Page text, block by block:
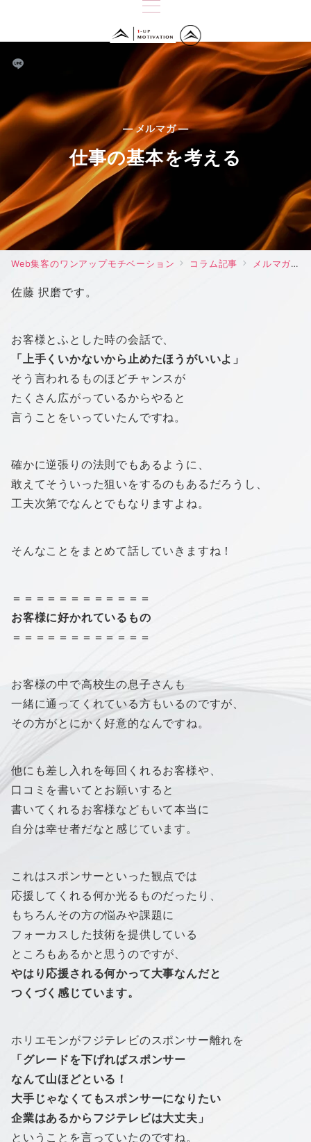
— メルマガ —
仕事の基本を考える
Web集客のワンアップモチベーション コラム記事 メルマガ
佐藤 択磨です。
お客様とふとした時の会話で、
「上手くいかないから止めたほうがいいよ」
そう言われるものほどチャンスが
たくさん広がっているからやると
言うことをいっていたんですね。
確かに逆張りの法則でもあるように、
敢えてそういった狙いをするのもあるだろうし、
工夫次第でなんとでもなりますよね。
そんなことをまとめて話していきますね！
＝＝＝＝＝＝＝＝＝＝＝＝
お客様に好かれているもの
＝＝＝＝＝＝＝＝＝＝＝＝
お客様の中で高校生の息子さんも
一緒に通ってくれている方もいるのですが、
その方がとにかく好意的なんですね。
他にも差し入れを毎回くれるお客様や、
口コミを書いてとお願いすると
書いてくれるお客様などもいて本当に
自分は幸せ者だなと感じています。
これはスポンサーといった観点では
応援してくれる何か光るものだったり、
もちろんその方の悩みや課題に
フォーカスした技術を提供している
ところもあるかと思うのですが、
やはり応援される何かって大事なんだと
つくづく感じています。
ホリエモンがフジテレビのスポンサー離れを
「グレードを下げればスポンサー
なんて山ほどといる！
大手じゃなくてもスポンサーになりたい
企業はあるからフジテレビは大丈夫」
ということを言っていたのですね。